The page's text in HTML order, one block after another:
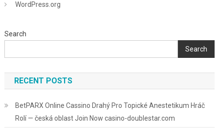
WordPress.org
Search
Search
RECENT POSTS
BetPARX Online Cassino Drahý Pro Topické Anestetikum Hráč
Rolí — česká oblast Join Now casino-doublestar.com